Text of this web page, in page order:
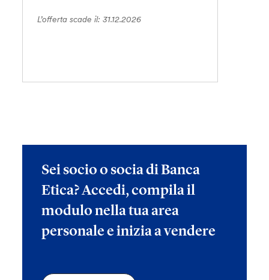
L’offerta scade il: 31.12.2026
Sei socio o socia di Banca
Etica? Accedi, compila il
modulo nella tua area
personale e inizia a vendere